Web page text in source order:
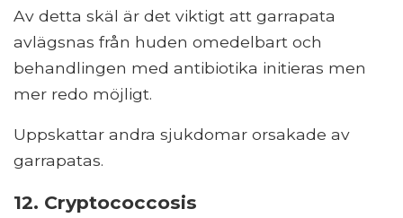
Av detta skäl är det viktigt att garrapata
avlägsnas från huden omedelbart och
behandlingen med antibiotika initieras men
mer redo möjligt.
Uppskattar andra sjukdomar orsakade av
garrapatas.
12. Cryptococcosis